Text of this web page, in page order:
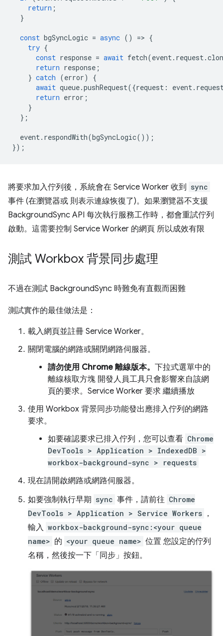
return ;
}
const bgSyncLogic = async () => {
try {
const response = await fetch(event. request.
return response ;
} catch (error)
{
await queue.pushRequest({request : event.
return error ;
}
};
event. respondWith(bgSyncLogic());
});
將要求加入佇列後，系統會在 Service Worker 收到 sync
事件 (在瀏覽器或 則表示連線恢復了)。如果瀏覽器不支援
BackgroundSync API 每次執行服務工作時，都會重試佇列
啟動。這需要控制 Service Worker 的網頁 所以成效有限
測試 Workbox 背景同步處理
不過在測試 BackgroundSync 時難免有直觀而困難
測試實作的最佳做法是：
載入網頁並註冊 Service Worker。
關閉電腦的網路或關閉網路伺服器。
請勿使用 Chrome 離線版本。 下拉式選單中的
離線核取方塊 開發人員工具只會影響來自該網
頁的要求。Service Worker 要求 繼續播放
使用 Workbox 背景同步功能發出應排入佇列的網路
要求。
如要確認要求已排入佇列，您可以查看 Chrome
DevTools > Application > IndexedDB >
workbox-background-sync > requests
現在請開啟網路或網路伺服器。
如要強制執行早期 sync 事件，請前往 Chrome
DevTools > Application > Service Workers ，
輸入 workbox-background-sync:<your queue
name> 的 <your queue name> 位置 您設定的佇列
名稱，然後按一下「同步」按鈕。